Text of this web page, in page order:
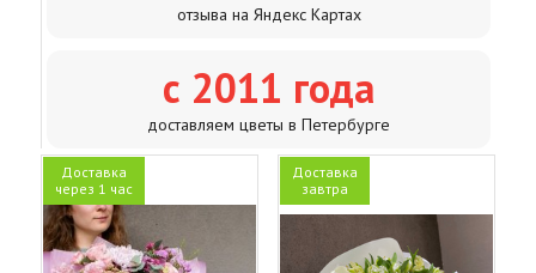
отзыва на Яндекс Картах
с 2011 года
доставляем цветы в Петербурге
Доставка
через 1 час
Доставка
завтра